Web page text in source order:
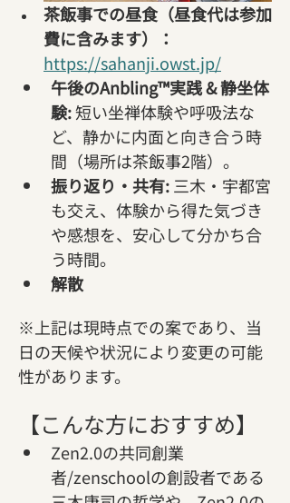
茶飯事での昼食（昼食代は参加
費に含みます）：
https://sahanji.owst.jp/
午後のAnbling™実践 & 静坐体
験: 短い坐禅体験や呼吸法な
ど、静かに内面と向き合う時
間（場所は茶飯事2階）。
振り返り・共有: 三木・宇都宮
も交え、体験から得た気づき
や感想を、安心して分かち合
う時間。
解散
※上記は現時点での案であり、当
日の天候や状況により変更の可能
性があります。
【こんな方におすすめ】
Zen2.0の共同創業
者/zenschoolの創設者である